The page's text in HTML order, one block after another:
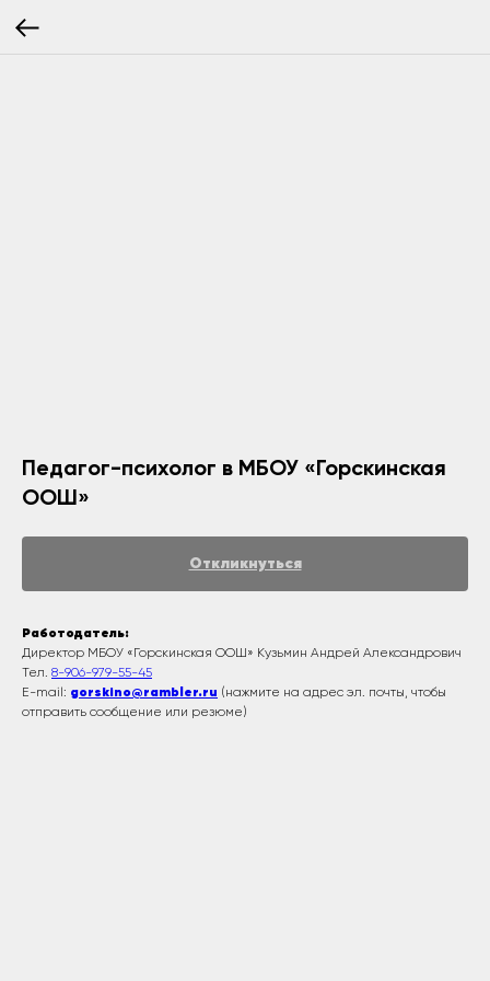
Педагог-психолог в МБОУ «Горскинская
ООШ»
Откликнуться
Работодатель:
Директор МБОУ «Горскинская ООШ» Кузьмин Андрей Александрович
Тел. 8-906-979-55-45
E-mail: gorskino@rambler.ru (нажмите на адрес эл. почты, чтобы
отправить сообщение или резюме)